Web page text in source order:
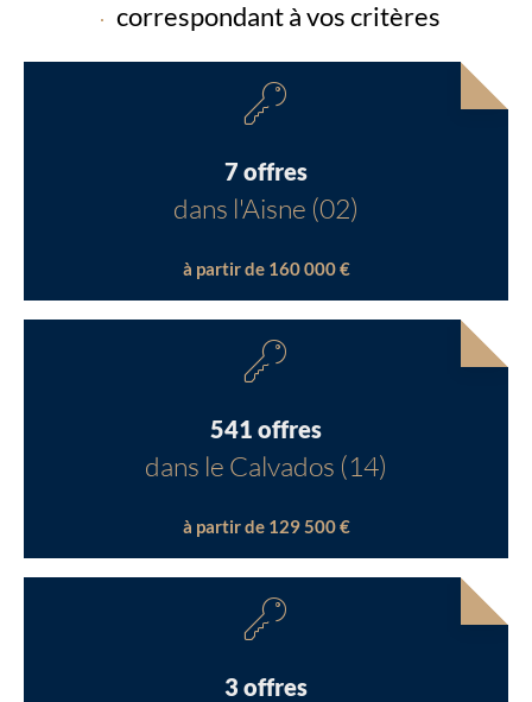
Chargement...
correspondant à vos critères
7 offres
dans l'Aisne (02)
à partir de 160 000 €
541 offres
dans le Calvados (14)
à partir de 129 500 €
3 offres